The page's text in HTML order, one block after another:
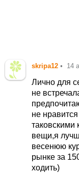
skripa12 • 14
Лично для
не
не
таковскими
вещи,я
весенюю
рынке за
ходить)